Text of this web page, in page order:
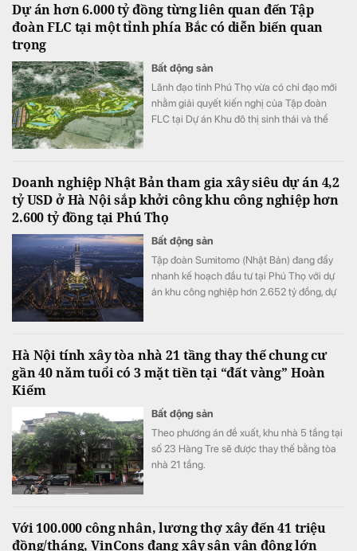
Dự án hơn 6.000 tỷ đồng từng liên quan đến Tập
đoàn FLC tại một tỉnh phía Bắc có diễn biến quan
trọng
Bất động sản
Lãnh đạo tỉnh Phú Thọ vừa có chỉ đạo mới
nhằm giải quyết kiến nghị của Tập đoàn
FLC tại Dự án Khu đô thị sinh thái và thể
Doanh nghiệp Nhật Bản tham gia xây siêu dự án 4,2
tỷ USD ở Hà Nội sắp khởi công khu công nghiệp hơn
2.600 tỷ đồng tại Phú Thọ
Bất động sản
Tập đoàn Sumitomo (Nhật Bản) đang đẩy
nhanh kế hoạch đầu tư tại Phú Thọ với dự
án khu công nghiệp hơn 2.652 tỷ đồng, dự
Hà Nội tính xây tòa nhà 21 tầng thay thế chung cư
gần 40 năm tuổi có 3 mặt tiền tại “đất vàng” Hoàn
Kiếm
Bất động sản
Theo phương án đề xuất, khu nhà 5 tầng tại
số 23 Hàng Tre sẽ được thay thế bằng tòa
nhà 21 tầng.
Với 100.000 công nhân, lương thợ xây đến 41 triệu
đồng/tháng, VinCons đang xây sân vận động lớn